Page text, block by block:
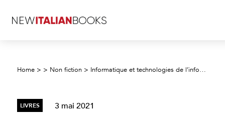
Home > > Non fiction > Informatique et technologies de l’information
LIVRES 3 mai 2021